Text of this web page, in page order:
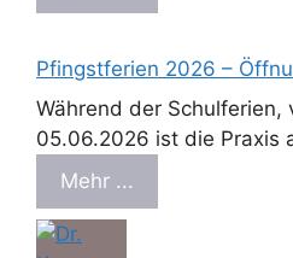
Pfingstferien 2026 –
Während der Schulferien,
05.06.2026 ist die Praxis
Mehr ...